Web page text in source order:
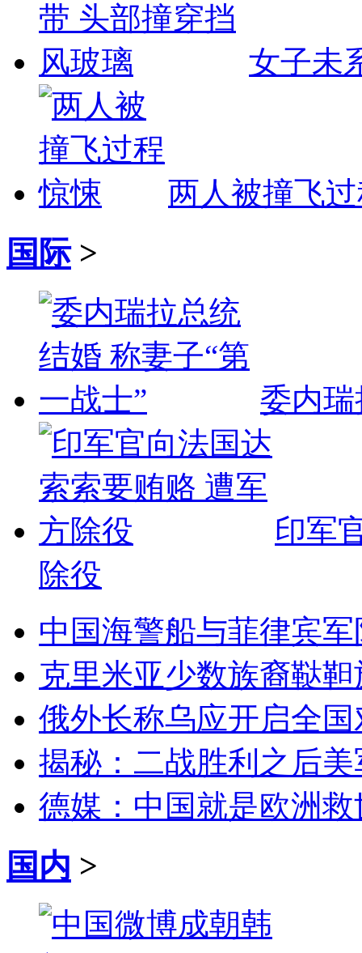
女子未
两人被撞飞
国际>
委内瑞
印军
除役
中国海警船与菲律宾
克里米亚少数族裔鞑
俄外长称乌应开启全
揭秘：二战胜利之后
德媒：中国就是欧洲
国内 >